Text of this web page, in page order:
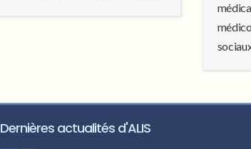
Dernières actualités d'ALIS